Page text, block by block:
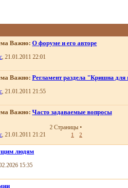
Важно: О форуме и его авторе
, 21.01.2011 22:01
Важно: Регламент раздела "Кришна
, 21.01.2011 21:55
Важно: Часто задаваемые вопросы
, 21.01.2011 21:21
2 Страницы •
1 2
людям
15:35